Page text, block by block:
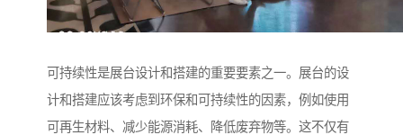
可持续性是展台设计和搭建的重要要素之一。展台的设
计和搭建应该考虑到环保和可持续性的因素，例如使用
可再生材料、减少能源消耗、降低废弃物等。这不仅有